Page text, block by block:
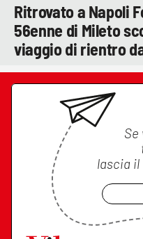
Ritrovato a Napoli
56enne di Mileto
viaggio di rientro
lascia